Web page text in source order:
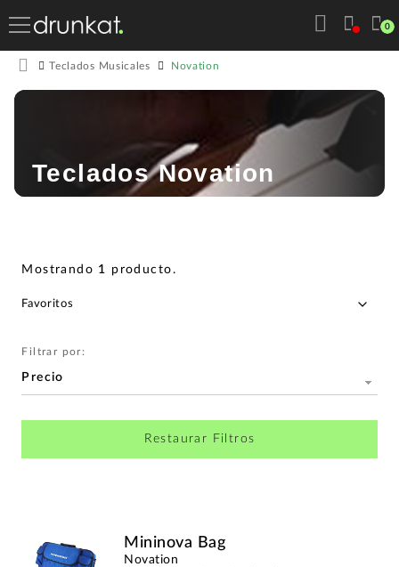
0
Teclados Musicales Novation
Teclados Novation
Mostrando 1 producto.
Filtrar por:
Precio
Restaurar Filtros
Mininova Bag
Novation